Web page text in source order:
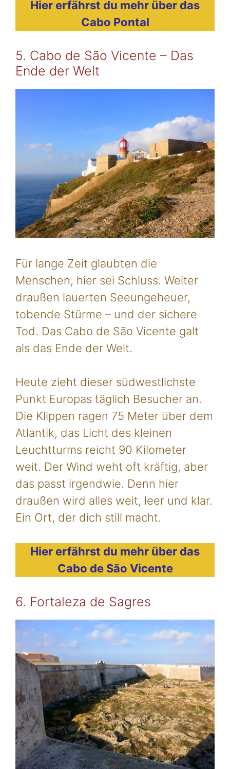
Hier erfährst du mehr über das
Cabo Pontal
5. Cabo de São Vicente – Das
Ende der Welt
Für lange Zeit glaubten die
Menschen, hier sei Schluss. Weiter
draußen lauerten Seeungeheuer,
tobende Stürme – und der sichere
Tod. Das Cabo de São Vicente galt
als das Ende der Welt.
Heute zieht dieser südwestlichste
Punkt Europas täglich Besucher an.
Die Klippen ragen 75 Meter über dem
Atlantik, das Licht des kleinen
Leuchtturms reicht 90 Kilometer
weit. Der Wind weht oft kräftig, aber
das passt irgendwie. Denn hier
draußen wird alles weit, leer und klar.
Ein Ort, der dich still macht.
Hier erfährst du mehr über das
Cabo de São Vicente
6. Fortaleza de Sagres